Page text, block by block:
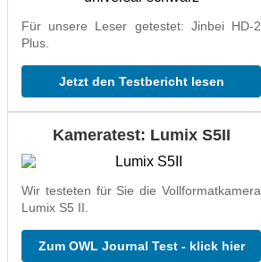
Für unsere Leser getestet: Jinbei HD-2
Plus.
Jetzt den Testbericht lesen
Kameratest: Lumix S5II
Wir testeten für Sie die Vollformatkamera
Lumix S5 II.
Zum OWL Journal Test - klick hier